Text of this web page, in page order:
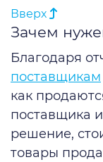
Вверх
Зачем
Благодаря
поставщикам
как
поставщика
решение,
товары